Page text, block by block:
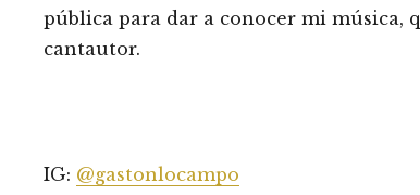
pública para dar a conocer mi música,
cantautor.
IG: @gastonlocampo